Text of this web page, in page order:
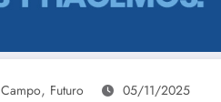
Campo, Futuro 05/11/2025